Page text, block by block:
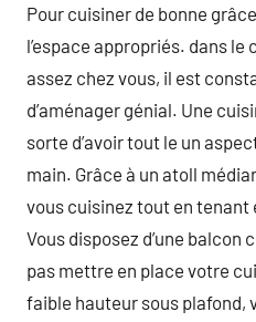
Pour cuisiner de bonne
l’espace appropriés. dans le
assez chez vous, il est
d’aménager génial. Une
sorte d’avoir tout le un
main. Grâce à un atoll
vous cuisinez tout en tenant
Vous disposez d’une balcon
pas mettre en place votre
faible hauteur sous plafond,